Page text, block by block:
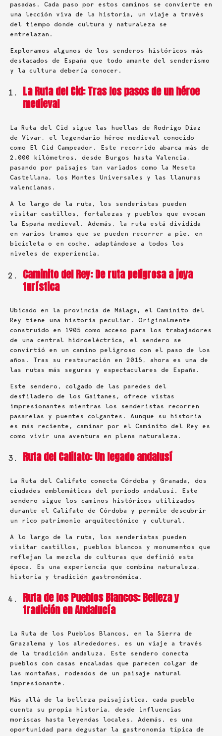
pasadas. Cada paso por estos caminos se convierte en
una lección viva de la historia, un viaje a través
del tiempo donde cultura y naturaleza se
entrelazan.
Exploramos algunos de los senderos históricos más
destacados de España que todo amante del senderismo
y la cultura debería conocer.
La Ruta del Cid: Tras los pasos de un héroe
medieval
La Ruta del Cid sigue las huellas de Rodrigo Díaz
de Vivar, el legendario héroe medieval conocido
como El Cid Campeador. Este recorrido abarca más de
2.000 kilómetros, desde Burgos hasta Valencia,
pasando por paisajes tan variados como la Meseta
Castellana, los Montes Universales y las llanuras
valencianas.
A lo largo de la ruta, los senderistas pueden
visitar castillos, fortalezas y pueblos que evocan
la España medieval. Además, la ruta está dividida
en varios tramos que se pueden recorrer a pie, en
bicicleta o en coche, adaptándose a todos los
niveles de experiencia.
Caminito del Rey: De ruta peligrosa a joya
turística
Ubicado en la provincia de Málaga, el Caminito del
Rey tiene una historia peculiar. Originalmente
construido en 1905 como acceso para los trabajadores
de una central hidroeléctrica, el sendero se
convirtió en un camino peligroso con el paso de los
años. Tras su restauración en 2015, ahora es una de
las rutas más seguras y espectaculares de España.
Este sendero, colgado de las paredes del
desfiladero de los Gaitanes, ofrece vistas
impresionantes mientras los senderistas recorren
pasarelas y puentes colgantes. Aunque su historia
es más reciente, caminar por el Caminito del Rey es
como vivir una aventura en plena naturaleza.
Ruta del Califato: Un legado andalusí
La Ruta del Califato conecta Córdoba y Granada, dos
ciudades emblemáticas del periodo andalusí. Este
sendero sigue los caminos históricos utilizados
durante el Califato de Córdoba y permite descubrir
un rico patrimonio arquitectónico y cultural.
A lo largo de la ruta, los senderistas pueden
visitar castillos, pueblos blancos y monumentos que
reflejan la mezcla de culturas que definió esta
época. Es una experiencia que combina naturaleza,
historia y tradición gastronómica.
Ruta de los Pueblos Blancos: Belleza y
tradición en Andalucía
La Ruta de los Pueblos Blancos, en la Sierra de
Grazalema y los alrededores, es un viaje a través
de la tradición andaluza. Este sendero conecta
pueblos con casas encaladas que parecen colgar de
las montañas, rodeados de un paisaje natural
impresionante.
Más allá de la belleza paisajística, cada pueblo
cuenta su propia historia, desde influencias
moriscas hasta leyendas locales. Además, es una
oportunidad para degustar la gastronomía típica de